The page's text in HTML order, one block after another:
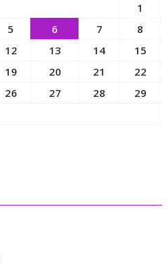
รู้
พร้อม
ตรวจ
กรอง
ปัญหา
1
5 6 7
8
12 13 14
15
19 20 21
22
26 27 28
29